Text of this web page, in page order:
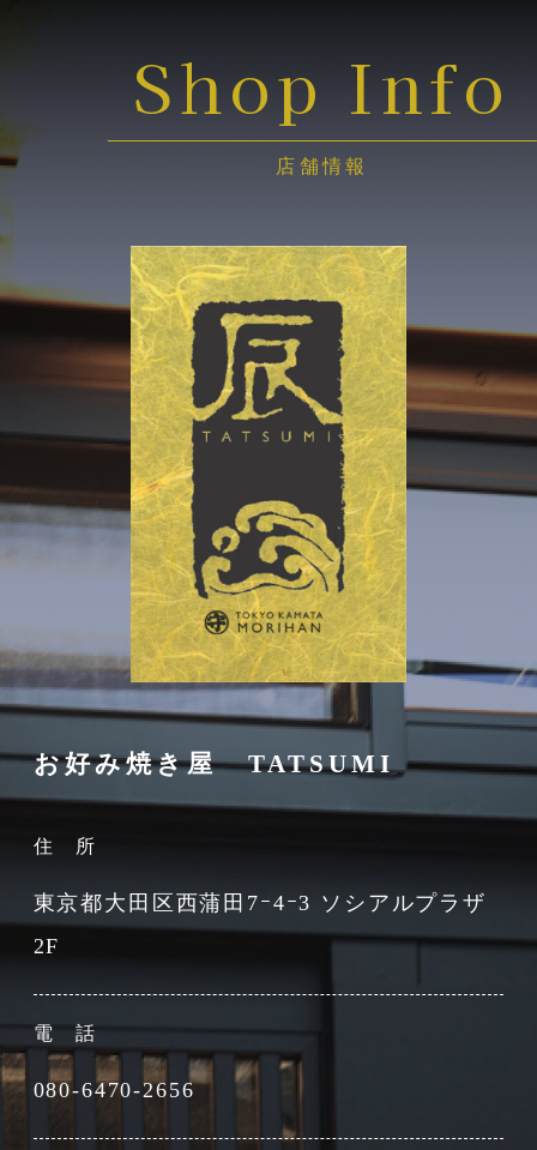
Shop Info
店舗情報
お好み焼き屋 TATSUMI
住 所
東京都大田区西蒲田7ｰ4ｰ3 ソシアルプラザ
2F
電 話
080-6470-2656